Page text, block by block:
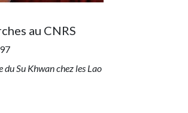
au CNRS
du Su Khwan chez les Lao